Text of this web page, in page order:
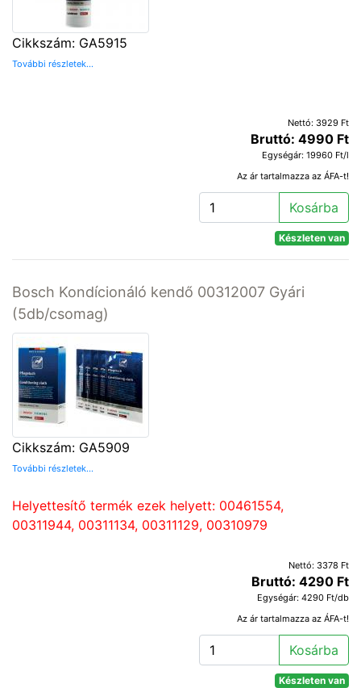
Cikkszám: GA5915
További részletek...
Nettó: 3929 Ft
Bruttó: 4990 Ft
Egységár: 19960 Ft/l
Az ár tartalmazza az ÁFA-t!
Kosárba
Készleten van
Bosch Kondícionáló kendő 00312007 Gyári
(5db/csomag)
Cikkszám: GA5909
További részletek...
Helyettesítő termék ezek helyett: 00461554,
00311944, 00311134, 00311129, 00310979
Nettó: 3378 Ft
Bruttó: 4290 Ft
Egységár: 4290 Ft/db
Az ár tartalmazza az ÁFA-t!
Kosárba
Készleten van